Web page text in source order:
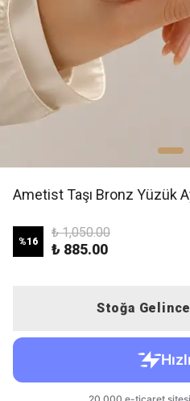
Ametist Taşı Bronz Yüzük
%16
₺ 1,050.00
₺ 885.00
Stoğa